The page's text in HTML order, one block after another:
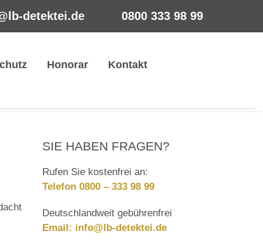
detektei.de 0800 333 98 99
Honorar Kontakt
SIE HABEN FRAGEN?
Rufen Sie kostenfrei an:
Telefon 0800 – 333 98 99
Deutschlandweit gebührenfrei
Email: info@lb-detektei.de